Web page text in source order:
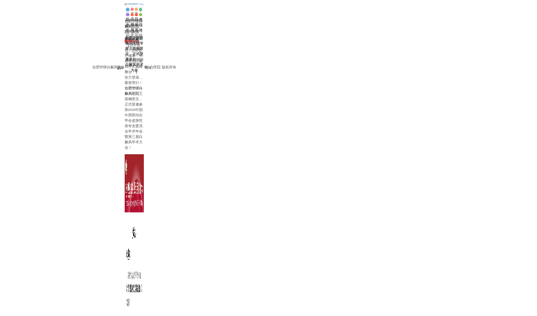
网
站
首
页
关
于
华
研
医
院
动
态
在
线
挂
号
医
生
介
绍
白
癜
风
常
识
白
癜
风
部
位
来
院
路
线
合肥华研白
癜风医院>
院内新闻>
合肥华研白
癜风医院专
家王筱梅医
生，正式受
邀参加2026
白癜风学术
大会
来源：合肥华研白癜风医院
咨询热线
0551-65733120
【特大喜
讯 | 华研诊
疗成果，亮
相全国白癜
风学术巅峰
舞台！】
实力登场，
载誉而行！
合肥华研白
癜风医院王
筱梅医生，
正式受邀参
加2026中国
中西医结合
学会皮肤性
病专业委员
会学术年会
暨第三届白
癜风学术大
会！
白癜风能治好吗
身上出现小白点是怎么回事
治疗白癜风要花多少钱 白癜风的遗传几率有多大
门诊
(节假日无休息)
8:00~18:00
合肥蒙
城北路
临泉路
交口南
100米
(公交
四公司
站牌
旁)
0551-
65733120
合肥华研白癜风防治所附属中西医结合医院 版权所有
皖ICP备16006368号-1